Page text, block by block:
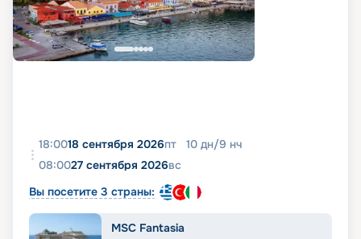
18:0018 сентября 2026пт 10 дн/9 нч
08:0027 сентября 2026вс
Вы посетите 3 страны:
MSC Fantasia